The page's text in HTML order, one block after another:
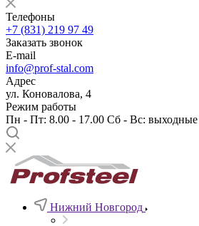
Телефоны
+7 (831) 219 97 49
Заказать звонок
E-mail
info@prof-stal.com
Адрес
ул. Коновалова, 4
Режим работы
Пн - Пт: 8.00 - 17.00 Сб - Вс: выходные
Нижний Новгород